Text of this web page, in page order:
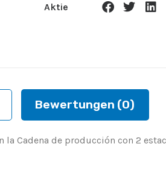
Aktie
Bewertungen (0)
Cadena de producción con 2